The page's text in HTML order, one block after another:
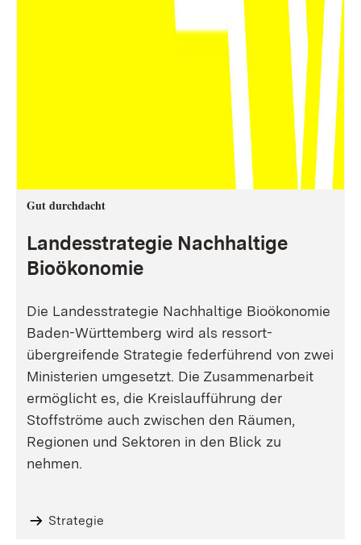
Gut durchdacht
Landesstrategie Nachhaltige
Bioökonomie
Die Landesstrategie Nachhaltige Bioökonomie
Baden-Württemberg wird als ressort-
übergreifende Strategie federführend von zwei
Ministerien umgesetzt. Die Zusammenarbeit
ermöglicht es, die Kreislaufführung der
Stoffströme auch zwischen den Räumen,
Regionen und Sektoren in den Blick zu
nehmen.
Strategie